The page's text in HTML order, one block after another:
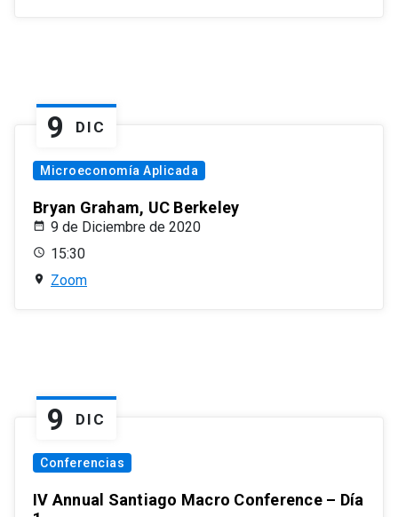
9 DIC
Microeconomía Aplicada
Bryan Graham, UC Berkeley
9 de Diciembre de 2020
15:30
Zoom
9 DIC
Conferencias
IV Annual Santiago Macro Conference – Día